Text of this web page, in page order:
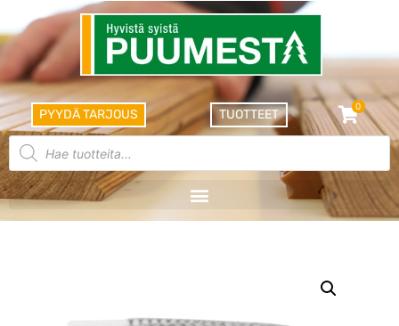
PYYDÄ TARJOUS TUOTTEET
0